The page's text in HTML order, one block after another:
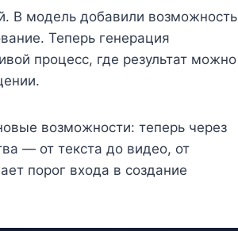
В модель добавили возможность
Теперь генерация
процесс, где результат можно
возможности: теперь через
— от текста до видео, от
порог входа в создание